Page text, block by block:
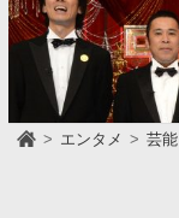
エンタメ 芸能